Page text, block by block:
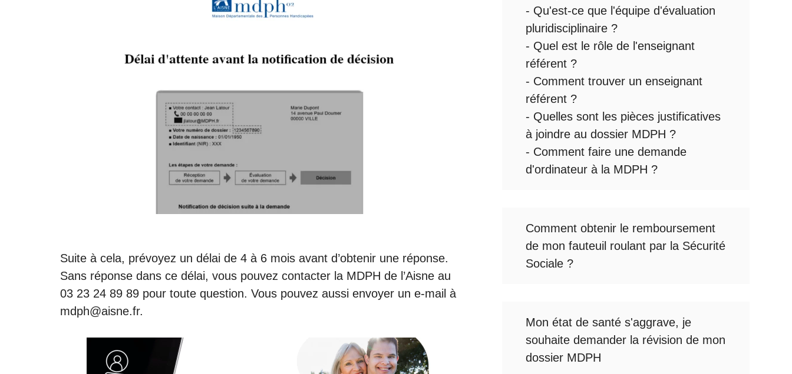
Suite à cela, prévoyez un délai de 4 à 6 mois avant d’obtenir une réponse.
Sans réponse dans ce délai, vous pouvez contacter la MDPH de l’Aisne au
03 23 24 89 89 pour toute question. Vous pouvez aussi envoyer un e-mail à
mdph@aisne.fr.
- Qu'est-ce que l'équipe d'évaluation
pluridisciplinaire ?
- Quel est le rôle de l'enseignant
référent ?
- Comment trouver un enseignant
référent ?
- Quelles sont les pièces justificatives
à joindre au dossier MDPH ?
- Comment faire une demande
d'ordinateur à la MDPH ?
Comment obtenir le remboursement
de mon fauteuil roulant par la Sécurité
Sociale ?
Mon état de santé s'aggrave, je
souhaite demander la révision de mon
dossier MDPH